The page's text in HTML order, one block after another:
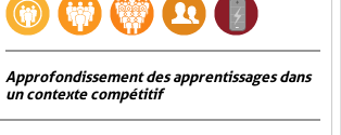
Approfondissement des apprentissages dans
un contexte compétitif